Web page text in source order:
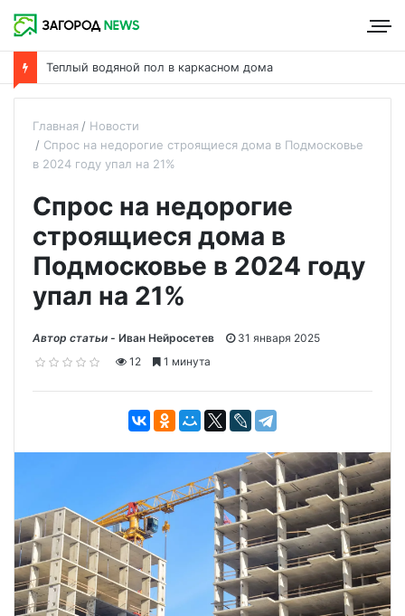
Теплый водяной пол в каркасном дома
Главная
Новости
Спрос на недорогие строящиеся дома в Подмосковье
в 2024 году упал на 21%
Спрос на недорогие
строящиеся дома в
Подмосковье в 2024 году
упал на 21%
Автор статьи - Иван Нейросетев
31 января 2025
12
1 минута